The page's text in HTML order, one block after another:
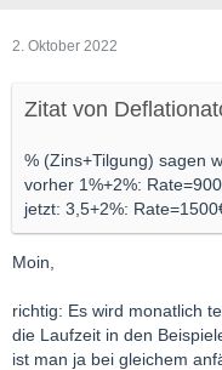
2. Oktober 2022
Zitat von
% (Zins+Tilgung) sagen
vorher 1%+2%:
jetzt: 3,5+2%:
Moin,
richtig: Es wird monatlich
die Laufzeit in den
ist man ja bei gleichem